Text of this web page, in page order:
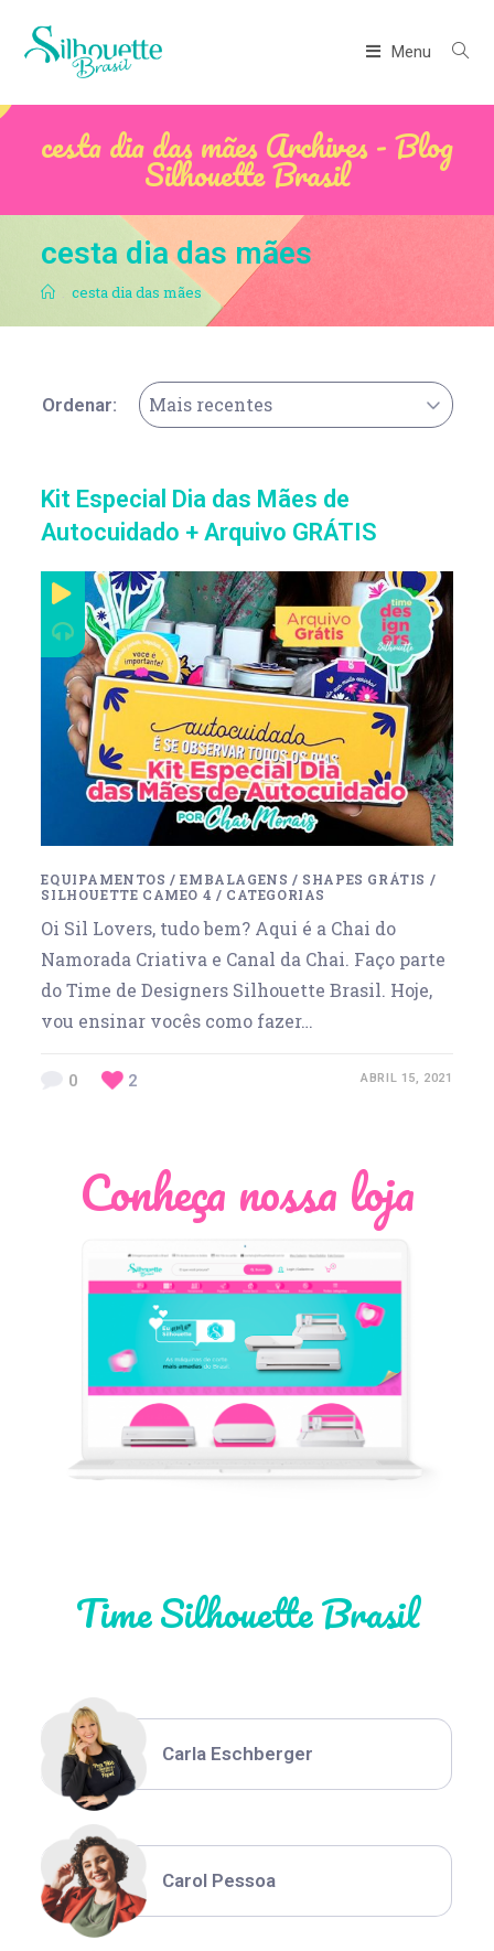
Menu
cesta dia das mães Archives - Blog
Silhouette Brasil
cesta dia das mães
. cesta dia das mães
Ordenar: Mais recentes
Kit Especial Dia das Mães de
Autocuidado + Arquivo GRÁTIS
EQUIPAMENTOS /EMBALAGENS / SHAPES GRÁTIS /
SILHOUETTE CAMEO 4 / CATEGORIAS
Oi Sil Lovers, tudo bem? Aqui é a Chai do
Namorada Criativa e Canal da Chai. Faço parte
do Time de Designers Silhouette Brasil. Hoje,
vou ensinar vocês como fazer…
0 2 ABRIL 15, 2021
Conheça nossa loja
Time Silhouette Brasil
Léia Pastori
Thiara Ney
Carla Eschberger
Carol Pessoa